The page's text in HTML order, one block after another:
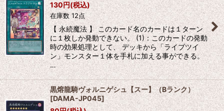
130円(税込)
在庫数 12点
【 永続魔法 】 このカード名のカードは１ターン
に１枚しか発動できない。 (1)：このカードの発動
時の効果処理として、 デッキから「ライブツイ
ン」モンスター１体を手札に加える事ができる。
…
黒熔龍騎ヴォルニゲシュ【スー】（Bランク）
[DAMA-JP045]